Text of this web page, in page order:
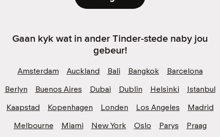
Gaan kyk wat in ander Tinder-stede naby jou
gebeur!
Amsterdam Auckland Bali Bangkok
Barcelona
Berlyn
Buenos Aires Dubai Dublin Helsinki
Istanbul
Kaapstad
Kopenhagen Londen Los Angeles
Madrid
Melbourne
Miami New York Oslo Parys
Praag